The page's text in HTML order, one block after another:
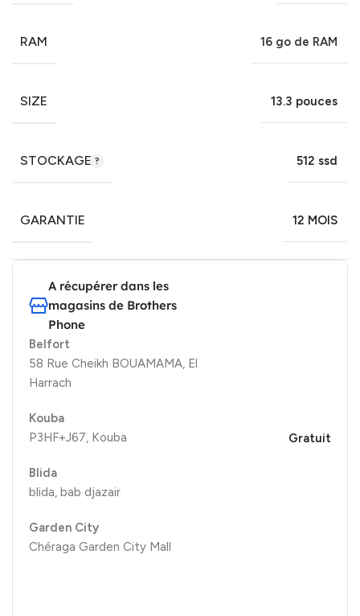
RAM 16 go de RAM
SIZE 13.3 pouces
STOCKAGE 512 ssd
GARANTIE 12 MOIS
A récupérer dans les
magasins de Brothers
Phone
Belfort
58 Rue Cheikh BOUAMAMA, El
Harrach
Kouba
P3HF+J67, Kouba
Blida
blida, bab djazair
Garden City
Chéraga Garden City Mall
Gratuit